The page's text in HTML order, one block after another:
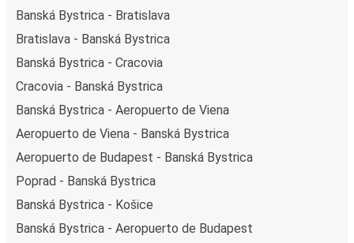
Banská Bystrica - Bratislava
Bratislava - Banská Bystrica
Banská Bystrica - Cracovia
Cracovia - Banská Bystrica
Banská Bystrica - Aeropuerto de Viena
Aeropuerto de Viena - Banská Bystrica
Aeropuerto de Budapest - Banská Bystrica
Poprad - Banská Bystrica
Banská Bystrica - Košice
Banská Bystrica - Aeropuerto de Budapest